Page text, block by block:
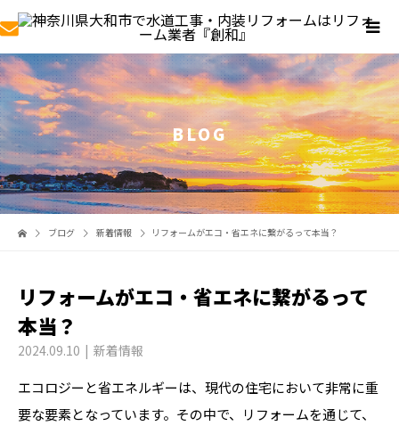
BLOG
ブログ 新着情報 リフォームがエコ・省エネに繋がるって本当？
リフォームがエコ・省エネに繋がるって
本当？
2024.09.10 新着情報
エコロジーと省エネルギーは、現代の住宅において非常に重
要な要素となっています。その中で、リフォームを通じて、